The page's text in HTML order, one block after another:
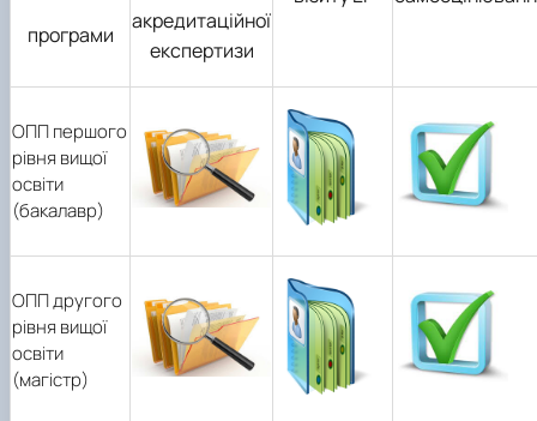
програми
акредитаційної
експертизи
ОПП першого
рівня вищої
освіти
(бакалавр)
ОПП другого
рівня вищої
освіти
(магістр)